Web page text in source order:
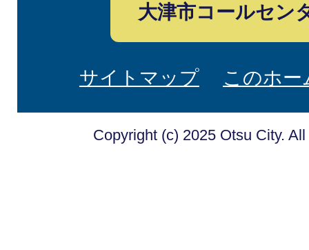
大津市コールセン
サイトマップ このホ
Copyright (c) 2025 Otsu City.